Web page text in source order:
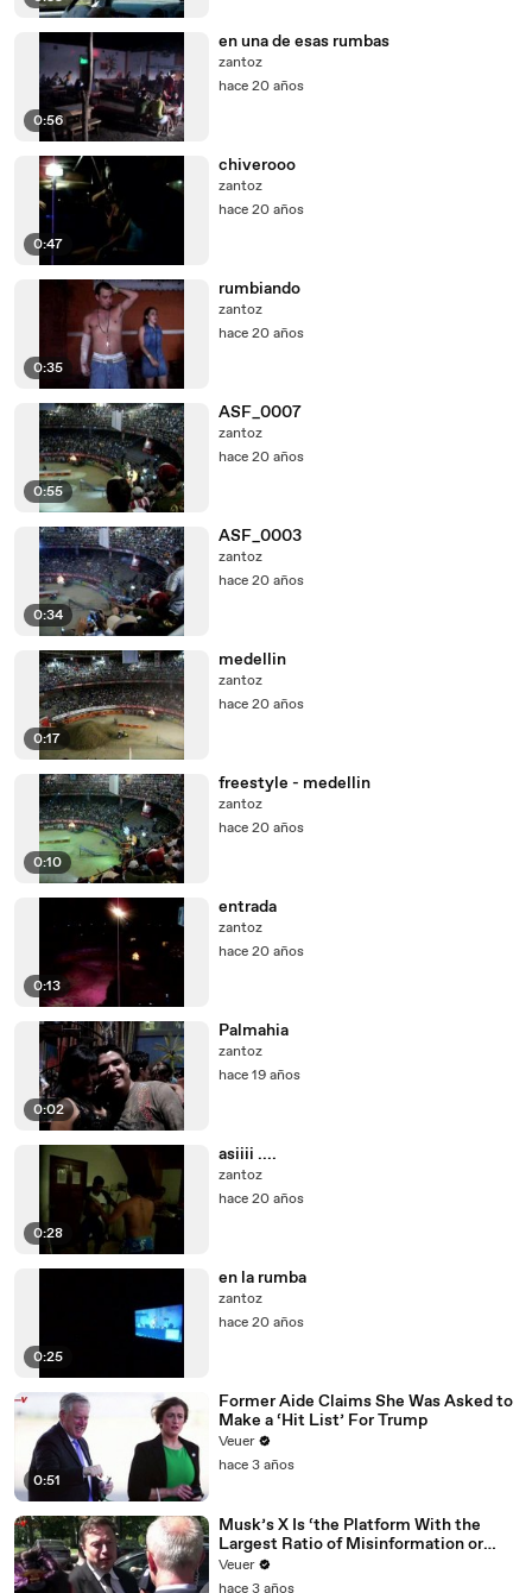
0:56
en una de esas rumbas
zantoz
hace 20 años
0:47
chiverooo
zantoz
hace 20 años
0:35
rumbiando
zantoz
hace 20 años
0:55
ASF_0007
zantoz
hace 20 años
0:34
ASF_0003
zantoz
hace 20 años
0:17
medellin
zantoz
hace 20 años
0:10
freestyle - medellin
zantoz
hace 20 años
0:13
entrada
zantoz
hace 20 años
0:02
Palmahia
zantoz
hace 19 años
0:28
asiiii ....
zantoz
hace 20 años
0:25
en la rumba
zantoz
hace 20 años
0:51
Former Aide Claims She Was Asked to
Make a ‘Hit List’ For Trump
Veuer
hace 3 años
Musk’s X Is ‘the Platform With the
Largest Ratio of Misinformation or
Disinformation’ Amongst All Social
Media Platforms
Veuer